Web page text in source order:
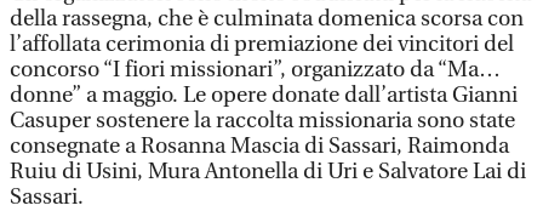
della rassegna, che è culminata domenica scorsa con
l’affollata cerimonia di premiazione dei vincitori del
concorso “I fiori missionari”, organizzato da “Ma…
donne” a maggio. Le opere donate dall’artista Gianni
Casuper sostenere la raccolta missionaria sono state
consegnate a Rosanna Mascia di Sassari, Raimonda
Ruiu di Usini, Mura Antonella di Uri e Salvatore Lai di
Sassari.